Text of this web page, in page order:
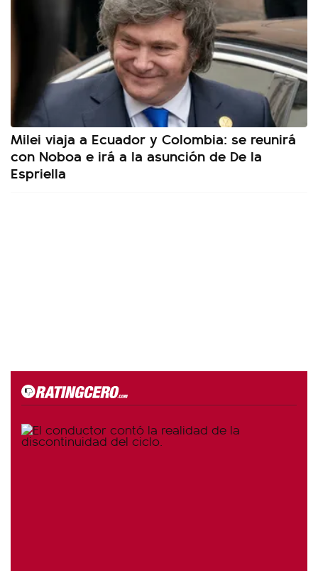
Milei viaja a Ecuador y Colombia: se reunirá
con Noboa e irá a la asunción de De la
Espriella